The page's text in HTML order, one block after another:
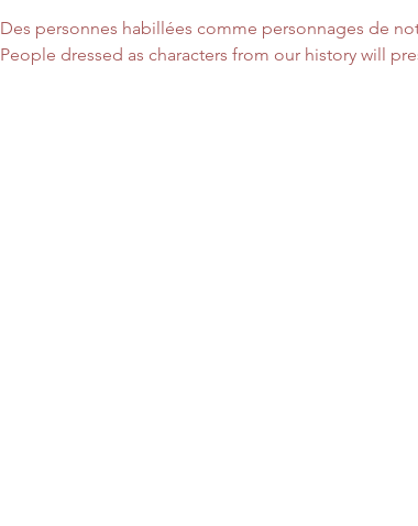
Des personnes habillées comme personnages de
People dressed as characters from our history will